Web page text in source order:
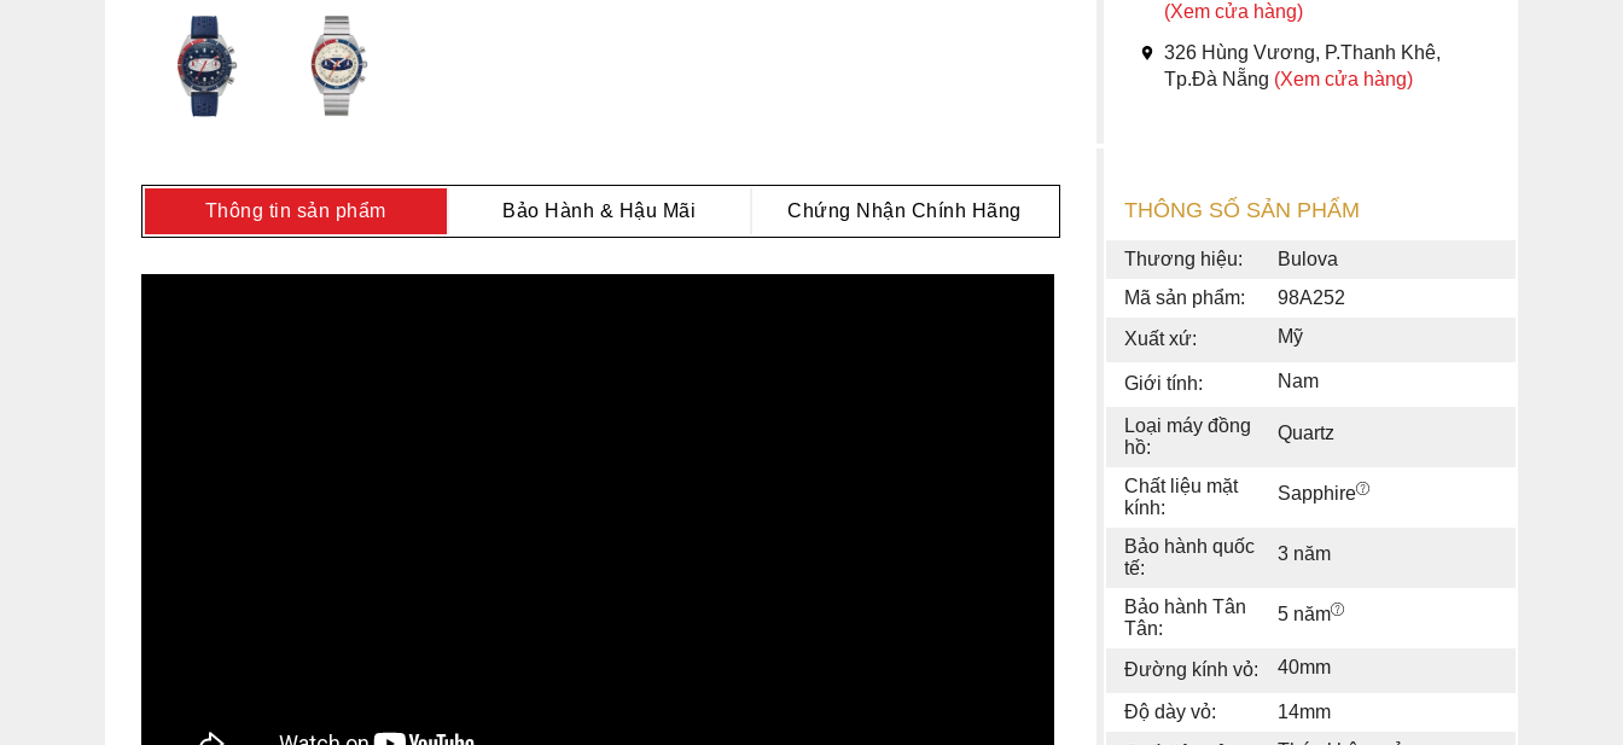
(Xem cửa hàng)
326 Hùng Vương, P.Thanh Khê,
Tp.Đà Nẵng (Xem cửa hàng)
Thông tin sản phẩm Bảo Hành & Hậu Mãi Chứng Nhận Chính Hãng THÔNG SỐ SẢN PHẨM
Thương hiệu:
Bulova
Mã sản phẩm:
98A252
Xuất xứ:
Mỹ
Giới tính: Nam
Loại máy đồng
hồ:
Quartz
Chất liệu mặt
kính:
Sapphire
Bảo hành quốc
tế:
3 năm
Bảo hành Tân
Tân:
5 năm
Đường kính vỏ: 40mm
Độ dày vỏ:
14mm